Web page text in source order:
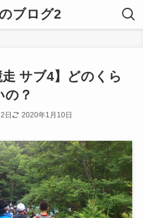
ブログ2
走 サブ4】どのくら
の？
日 2020年1月10日